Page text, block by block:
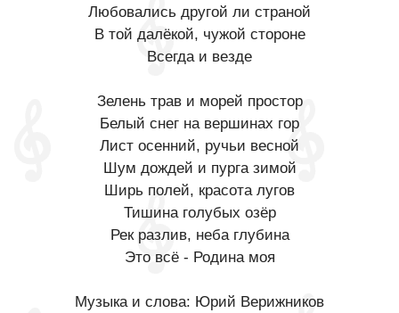
Любовались другой ли страной
В той далёкой, чужой стороне
Всегда и везде
Зелень трав и морей простор
Белый снег на вершинах гор
Лист осенний, ручьи весной
Шум дождей и пурга зимой
Ширь полей, красота лугов
Тишина голубых озёр
Рек разлив, неба глубина
Это всё - Родина моя
Музыка и слова: Юрий Верижников